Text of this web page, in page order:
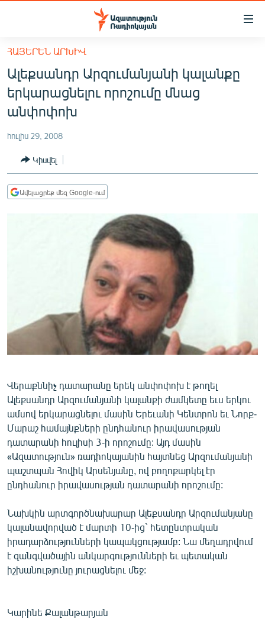
Մատչելիության
հիմնական
բովանդակությանը
Անցնել
հիմնական
մենյուին
ՀԱՅԱՍՏԱՆ
ՔԱՂԱՔԱԿԱՆ
ՀԱՍԱՐԱԿՈՒԹՅՈՒՆ
ՏՆՏԵՍՈՒԹՅՈՒՆ
ՊԱՏԵՐԱԶՄԻ 6 ՇԱԲԱԹՆԵՐԸ
ՍՊՈՐՏ
ՄԵԿՆԱԲԱՆՈՒԹՅՈՒՆ
ԿՈՐՈՆԱՎԻՐՈՒՍ
ԱՐԽԻՎ
ՏԵՍԱՆՅՈՒԹԵՐ
ԲԱՆԱՎԵՃ
ՁԳՏԵԼՈՎ ԼԱՎԱԳՈՒՅՆԻՆ
ՓՈԴՔԱՍԹ
Հայերեն
English
Русский
ՀԱՅԵՐԵՆ ԱՐԽԻՎ
Ալեքսանդր Արզումանյանի կալանքը
երկարացնելու որոշումը մնաց
անփոփոխ
հուլիս 29, 2008
Կիսվել
Ավելացրեք մեզ Google-ում
Վերաքննիչ դատարանը երեկ անփոփոխ է թողել
Ալեքսանդր Արզումանյանի կալանքի ժամկետը եւս երկու
ամսով երկարացնելու մասին Երեւանի Կենտրոն եւ Նորք-
Մարաշ համայնքների ընդհանուր իրավասության
դատարանի հուլիսի 3-ի որոշումը: Այդ մասին
«Ազատություն» ռադիոկայանին հայտնեց Արզումանյանի
պաշտպան Հովիկ Արսենյանը, ով բողոքարկել էր
ընդհանուր իրավասության դատարանի որոշումը:
Նախկին արտգործնախարար Ալեքսանդր Արզումանյանը
կալանավորված է մարտի 10-ից` հետընտրական
իրադարձությունների կապակցությամբ: Նա մեղադրվում
է զանգվածային անկարգությունների եւ պետական
իշխանությունը յուրացնելու մեջ:
Կարինե Քալանթարյան